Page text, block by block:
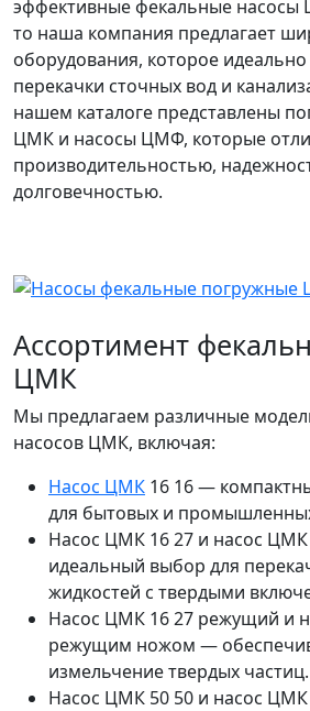
эффективные фекальные
то наша компания предлагает
оборудования, которое
перекачки сточных вод и
нашем каталоге представлены
ЦМК и насосы ЦМФ, которые
производительностью,
долговечностью.
Ассортимент
ЦМК
Мы предлагаем различные
насосов ЦМК, включая:
Насос ЦМК 16 16 —
для бытовых и
Насос ЦМК 16 27 и насос
идеальный выбор для
жидкостей с твердыми
Насос ЦМК 16 27 режущий и
режущим ножом —
измельчение твердых частиц.
Насос ЦМК 50 50 и насос